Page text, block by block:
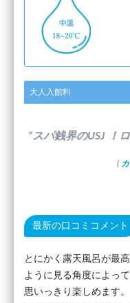
大人入館料
”スパ銭界のUSJ ！
(
最新の口コミコメント
とにかく露天風呂が最
ように見る角度によっ
思いっきり楽しめます